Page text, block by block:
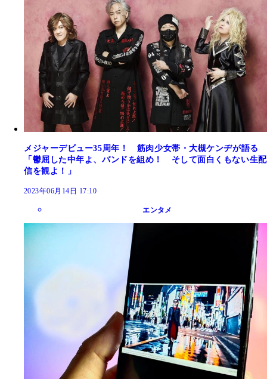
メジャーデビュー35周年！ 筋肉少女帯・大槻ケンヂが語る
「鬱屈した中年よ、バンドを組め！ そして面白くもない生配
信を観よ！」
2023年06月14日 17:10
エンタメ